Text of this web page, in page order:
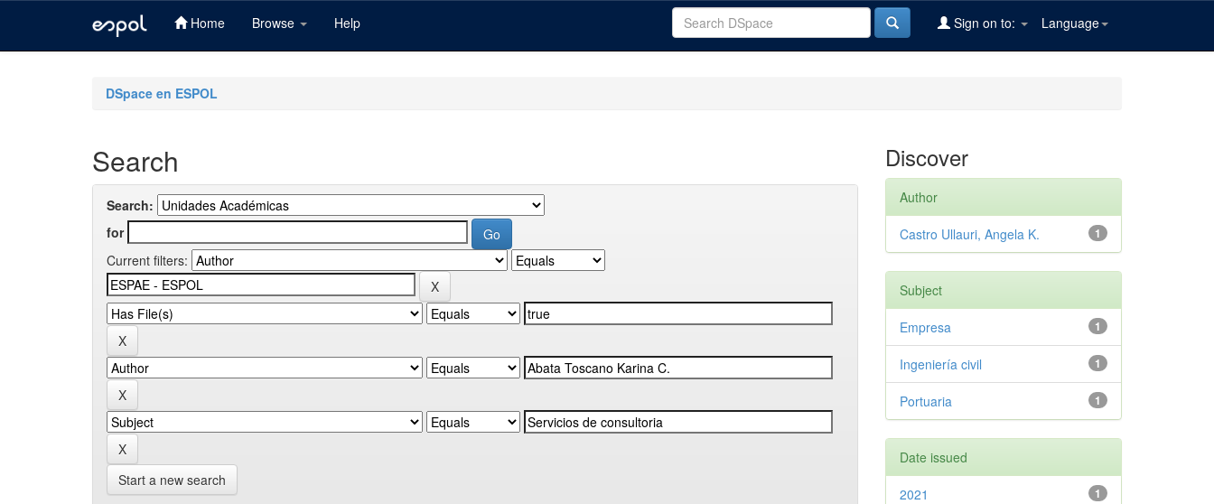
Home Browse Help Language
Sign on to:
DSpace en ESPOL
Search
Search:
for
Current filters:
Start a new search
Discover
Author
1
Castro Ullauri, Angela K.
Subject
1
Empresa
1
Ingeniería civil
1
Portuaria
Date issued
1
2021